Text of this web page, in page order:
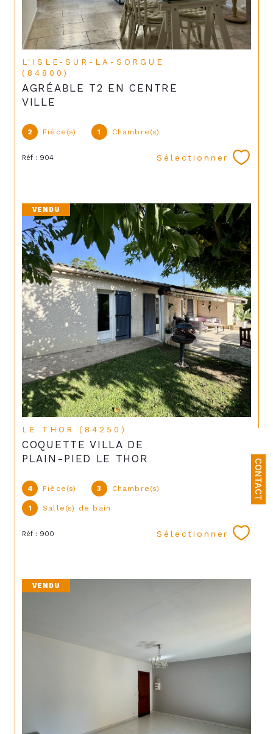
CONTACT
L'ISLE-SUR-LA-SORGUE
(84800)
AGRÉABLE T2 EN CENTRE
VILLE
2 Pièce(s) 1 Chambre(s)
Réf : 904 Sélectionner
VENDU
LE THOR (84250)
COQUETTE VILLA DE
PLAIN-PIED LE THOR
4 Pièce(s) 3 Chambre(s)
1 Salle(s) de bain
Réf : 900 Sélectionner
VENDU